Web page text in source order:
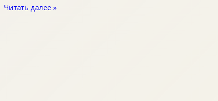
Читать далее »